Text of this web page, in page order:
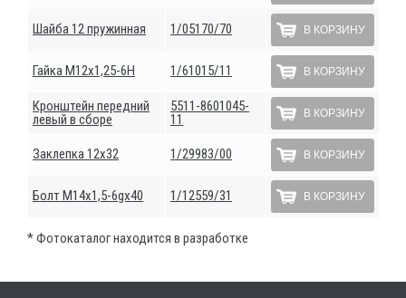
Шайба 12 пружинная 1/05170/70 В КОРЗИНУ
Гайка М12х1,25-6Н 1/61015/11 В КОРЗИНУ
Кронштейн передний
левый в сборе
5511-8601045-
11
В КОРЗИНУ
Заклепка 12х32 1/29983/00 В КОРЗИНУ
Болт М14х1,5-6gх40 1/12559/31 В КОРЗИНУ
* Фотокаталог находится в разработке